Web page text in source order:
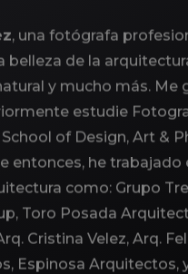
, una fotógrafa
belleza de la
y mucho más. Me
estudie
of Design, Art &
entonces, he
como: Grupo
Toro Posada
Cristina Velez, Arq.
Espinosa Arquitectos,